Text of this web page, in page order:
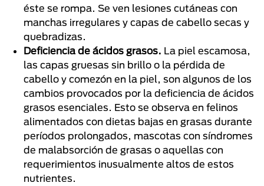
éste se rompa. Se ven lesiones cutáneas con
manchas irregulares y capas de cabello secas y
quebradizas.
Deficiencia de ácidos grasos. La piel escamosa,
las capas gruesas sin brillo o la pérdida de
cabello y comezón en la piel, son algunos de los
cambios provocados por la deficiencia de ácidos
grasos esenciales. Esto se observa en felinos
alimentados con dietas bajas en grasas durante
períodos prolongados, mascotas con síndromes
de malabsorción de grasas o aquellas con
requerimientos inusualmente altos de estos
nutrientes.